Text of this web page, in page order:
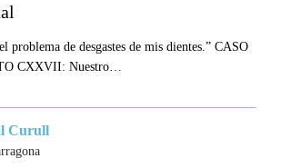
problema de desgastes de mis dientes.” CASO
CXXVII: Nuestro…
Curull